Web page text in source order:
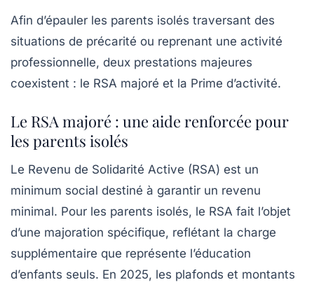
Afin d’épauler les parents isolés traversant des
situations de précarité ou reprenant une activité
professionnelle, deux prestations majeures
coexistent : le RSA majoré et la Prime d’activité.
Le RSA majoré : une aide renforcée pour
les parents isolés
Le Revenu de Solidarité Active (RSA) est un
minimum social destiné à garantir un revenu
minimal. Pour les parents isolés, le RSA fait l’objet
d’une majoration spécifique, reflétant la charge
supplémentaire que représente l’éducation
d’enfants seuls. En 2025, les plafonds et montants